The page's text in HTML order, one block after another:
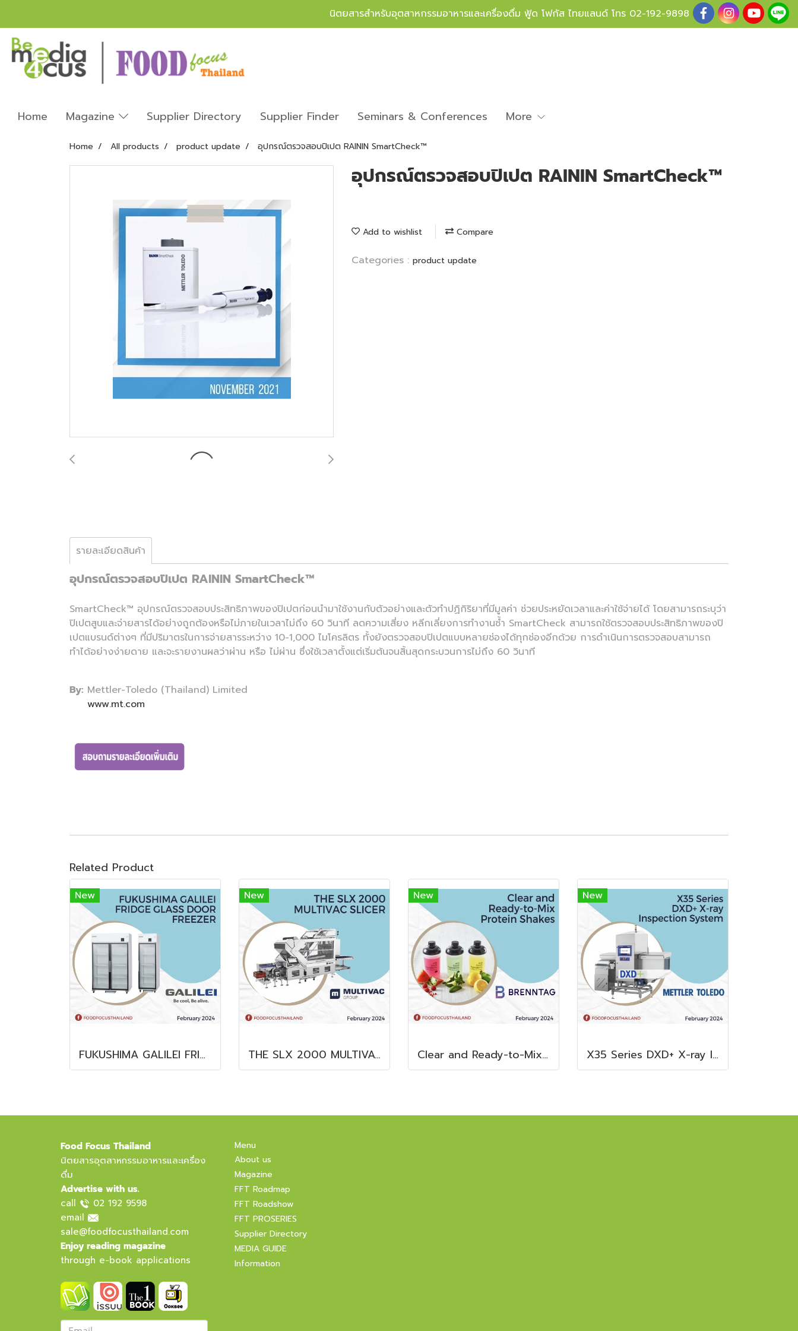
นิตยสารสำหรับอุตสาหกรรมอาหารและเครื่องดื่ม ฟู้ด โฟกัส ไทยแลนด์ โทร 02-192-9898
Home Magazine Supplier Directory Supplier Finder Seminars & Conferences More
Home All products product update อุปกรณ์ตรวจสอบปิเปต RAININ SmartCheck™
อุปกรณ์ตรวจสอบปิเปต RAININ SmartCheck™
Add to wishlist Compare
Categories : product update
รายละเอียดสินค้า
อุปกรณ์ตรวจสอบปิเปต RAININ SmartCheck™
SmartCheck™ อุปกรณ์ตรวจสอบประสิทธิภาพของปิเปตก่อนนำมาใช้งานกับตัวอย่างและตัวทำปฏิกิริยาที่มีมูลค่า ช่วยประหยัดเวลาและค่าใช้จ่ายได้ โดยสามารถระบุว่า
ปิเปตสูบและจ่ายสารได้อย่างถูกต้องหรือไม่ภายในเวลาไม่ถึง 60 วินาที ลดความเสี่ยง หลีกเลี่ยงการทำงานซ้ำ SmartCheck สามารถใช้ตรวจสอบประสิทธิภาพของปิ
เปตแบรนด์ต่างๆ ที่มีปริมาตรในการจ่ายสารระหว่าง 10-1,000 ไมโครลิตร ทั้งยังตรวจสอบปิเปตแบบหลายช่องได้ทุกช่องอีกด้วย การดำเนินการตรวจสอบสามารถ
ทำได้อย่างง่ายดาย และจะรายงานผลว่าผ่าน หรือ ไม่ผ่าน ซึ่งใช้เวลาตั้งแต่เริ่มต้นจนสิ้นสุดกระบวนการไม่ถึง 60 วินาที
By: Mettler-Toledo (Thailand) Limited
www.mt.com
Related Product
New
FUKUSHIMA GALILEI FRIDGE GLASS DOOR FREEZER
New
THE SLX 2000 MULTIVAC SLICER
New
Clear and Ready-to-Mix Protein Shakes
New
X35 Series DXD+ X-ray Inspection System
Food Focus Thailand
นิตยสารอุตสาหกรรมอาหารและเครื่อง
ดื่ม
Advertise with us.
call
02 192 9598
email
sale@foodfocusthailand.com
Enjoy reading magazine
through e-book applications
Menu
About us
Magazine
FFT Roadmap
FFT Roadshow
FFT PROSERIES
Supplier Directory
MEDIA GUIDE
Information